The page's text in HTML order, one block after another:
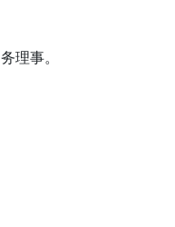
理事。